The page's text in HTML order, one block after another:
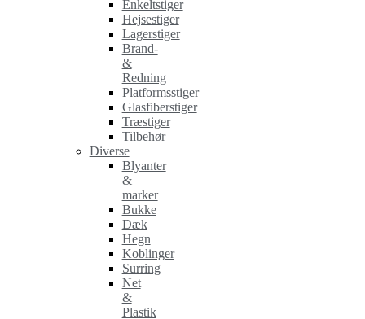
Enkeltstiger
Hejsestiger
Lagerstiger
Brand-
&
Redning
Platformsstiger
Glasfiberstiger
Træstiger
Tilbehør
Diverse
Blyanter
&
marker
Bukke
Dæk
Hegn
Koblinger
Surring
Net
&
Plastik